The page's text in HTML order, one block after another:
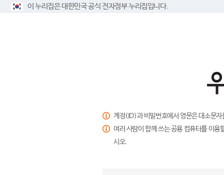
이 누리집은 대한민국 공식 전자정부 누리집입니다.
계정(ID)과 비밀번호에서 영문은 대소문
여러 사람이 함께 쓰는 공용 컴퓨터를 이
시오.